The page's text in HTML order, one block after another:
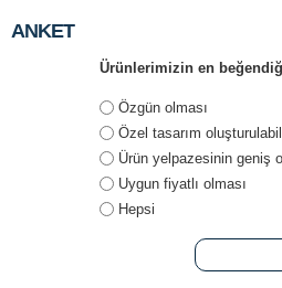
ANKET
Ürünlerimizin en
Seçenekler
Özgün olması
Özel tasarım
Ürün yelpazesinin geniş
Uygun fiyatlı olması
Hepsi